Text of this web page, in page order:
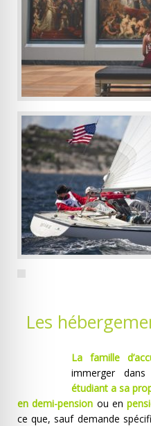
Les
La famille
immerger
étudiant a sa
en demi-pension ou en
ce que, sauf demande